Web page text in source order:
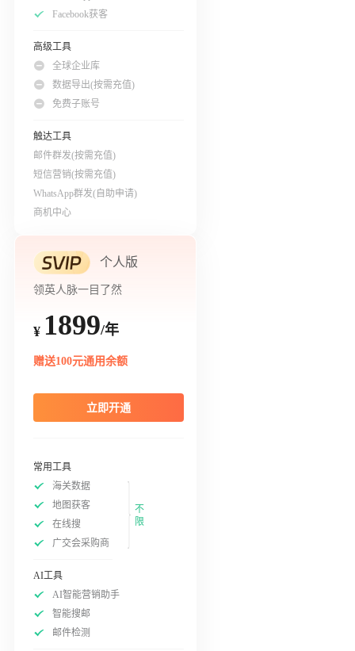
Facebook获客
高级工具
全球企业库
数据导出(按需充值)
免费子账号
触达工具
邮件群发(按需充值)
短信营销(按需充值)
WhatsApp群发(自助申请)
商机中心
个人版
领英人脉一目了然
¥ 1899/年
赠送100元通用余额
立即开通
常用工具
海关数据
地图获客
在线搜
广交会采购商
不
限
AI工具
AI智能营销助手
智能搜邮
邮件检测